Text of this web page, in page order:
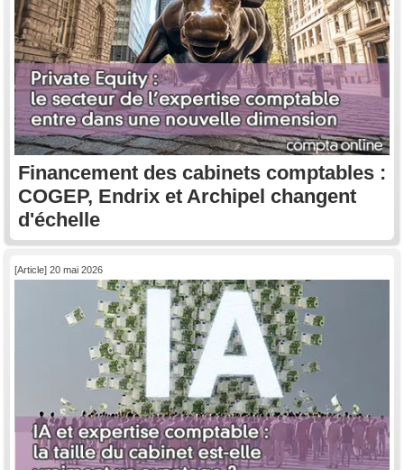
Financement des cabinets comptables :
COGEP, Endrix et Archipel changent
d'échelle
[Article] 20 mai 2026